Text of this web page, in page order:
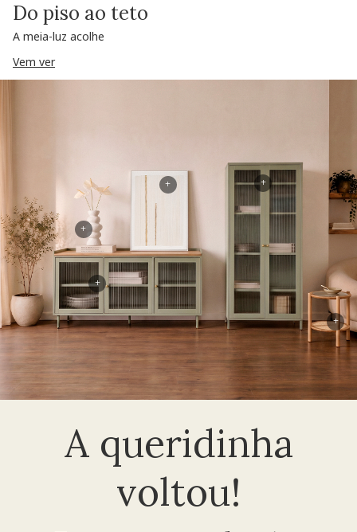
Do piso ao teto
A meia-luz acolhe
Vem ver
A queridinha
voltou!
+
+
+
+
+